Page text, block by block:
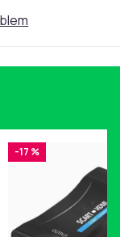
-17 %